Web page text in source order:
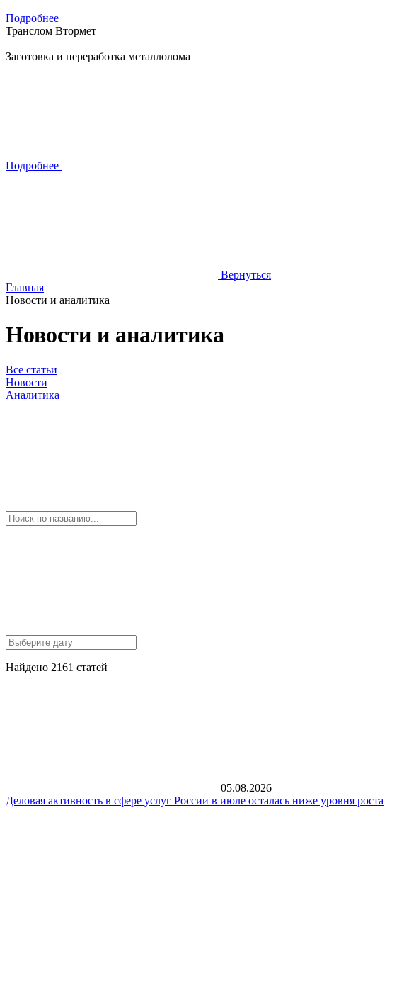
Подробнее
Транслом Втормет
Заготовка и переработка металлолома
Подробнее
Вернуться
Главная
Новости и аналитика
Новости и аналитика
Все статьи
Новости
Аналитика
Найдено 2161 статей
05.08.2026
Деловая активность в сфере услуг России в июле осталась ниже уровня роста